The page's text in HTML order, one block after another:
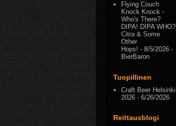
Flying Couch
Knock Knock -
Who's There?
DIPA! DIPA WHO?
Citra & Some
Other
Hops! - 8/5/2026 -
BierBaron
Tuopillinen
Craft Beer Helsinki
2026 - 6/26/2026
Reittausblogi